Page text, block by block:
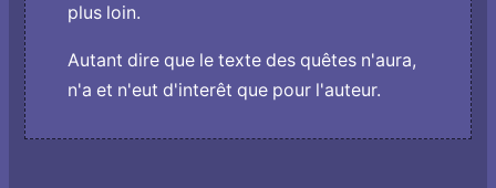
plus loin.
Autant dire que le texte des quêtes n'aura,
n'a et n'eut d'interêt que pour l'auteur.